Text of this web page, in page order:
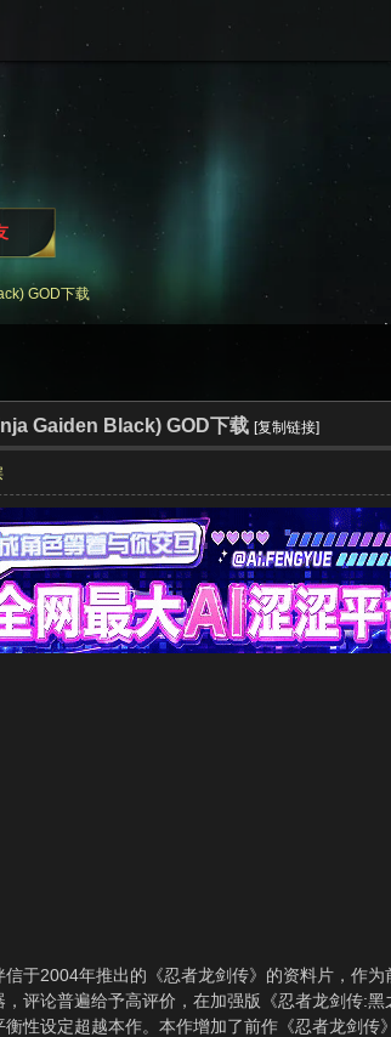
GOD下载
Gaiden Black) GOD下载 [复制链接]
2004年推出的《忍者龙剑传》的资料片，作为
评论普遍给予高评价，在加强版《忍者龙剑传:
性设定超越本作。本作增加了前作《忍者龙剑